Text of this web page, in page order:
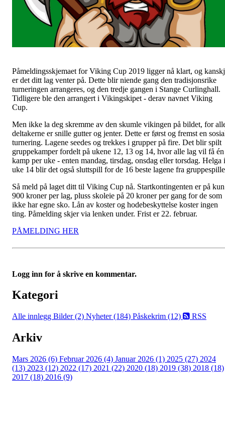
Påmeldingsskjemaet for Viking Cup 2019 ligger nå klart, og
er det ditt lag venter på. Dette blir niende gang den tradisjonsrike
turneringen arrangeres, og den tredje gangen i Stange Curlinghall.
Tidligere ble den arrangert i Vikingskipet - derav navnet Viking
Cup.
Men ikke la deg skremme av den skumle vikingen på bildet, for
deltakerne er snille gutter og jenter. Dette er først og fremst en
turnering. Lagene seedes og trekkes i grupper på fire. Det blir spilt
gruppekamper fordelt på ukene 12, 13 og 14, hvor alle lag vil få én
kamp per uke - enten mandag, tirsdag, onsdag eller torsdag. Helga i
uke 14 blir det også sluttspill for de 16 beste lagene fra
Så meld på laget ditt til Viking Cup nå. Startkontingenten er på kun
900 kroner per lag, pluss skoleie på 20 kroner per gang for de som
ikke har egne sko. Lån av koster og hodebeskyttelse koster ingen
ting. Påmelding skjer via lenken under. Frist er 22. februar.
PÅMELDING HER
Logg inn for å skrive en kommentar.
Kategori
Alle innlegg Bilder (2) Nyheter (184) Påskekrim (12) RSS
Arkiv
Mars 2026 (6) Februar 2026 (4) Januar 2026 (1) 2025 (27) 2024
(13) 2023 (12) 2022 (17) 2021 (22) 2020 (18) 2019 (38) 2018 (18)
2017 (18) 2016 (9)